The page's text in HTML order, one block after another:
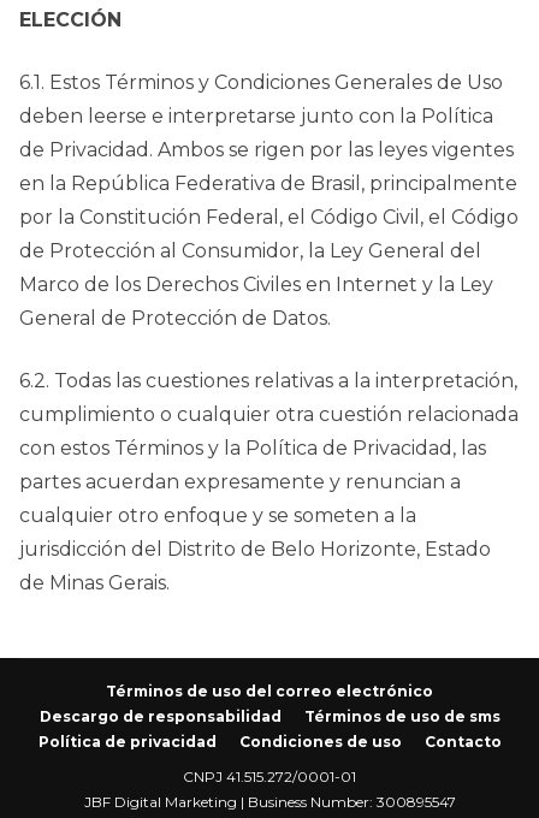
ELECCIÓN
6.1. Estos Términos y Condiciones Generales de Uso
deben leerse e interpretarse junto con la Política
de Privacidad. Ambos se rigen por las leyes vigentes
en la República Federativa de Brasil, principalmente
por la Constitución Federal, el Código Civil, el Código
de Protección al Consumidor, la Ley General del
Marco de los Derechos Civiles en Internet y la Ley
General de Protección de Datos.
6.2. Todas las cuestiones relativas a la interpretación,
cumplimiento o cualquier otra cuestión relacionada
con estos Términos y la Política de Privacidad, las
partes acuerdan expresamente y renuncian a
cualquier otro enfoque y se someten a la
jurisdicción del Distrito de Belo Horizonte, Estado
de Minas Gerais.
Términos de uso del correo electrónico
Descargo de responsabilidad
Términos de uso de sms
Política de privacidad
Condiciones de uso
Contacto
CNPJ 41.515.272/0001-01
JBF Digital Marketing | Business Number: 300895547